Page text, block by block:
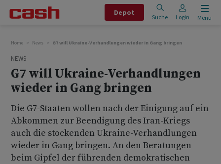
Depot
Suche Login Menu
Home News G7 will Ukraine-Verhandlungen wieder in Gang bringen
NEWS
G7 will Ukraine-Verhandlungen
wieder in Gang bringen
Die G7-Staaten wollen nach der Einigung auf ein
Abkommen zur Beendigung des Iran-Kriegs
auch die stockenden Ukraine-Verhandlungen
wieder in Gang bringen. An den Beratungen
beim Gipfel der führenden demokratischen